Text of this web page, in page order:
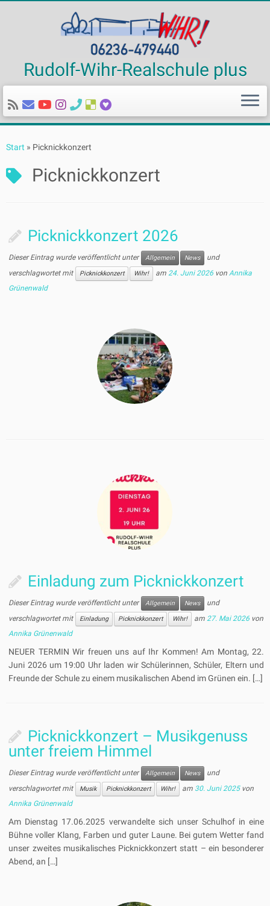
Inhalt
Rudolf-Wihr-Realschule plus
Start » Picknickkonzert
Picknickkonzert
Picknickkonzert 2026
Dieser Eintrag wurde veröffentlicht unter Allgemein News
und
verschlagwortet mit
Picknickkonzert Wihr! am24. Juni 2026 vonAnnika
Grünenwald
Einladung zum Picknickkonzert
Dieser Eintrag wurde veröffentlicht unter Allgemein News
und
verschlagwortet mit
Einladung Picknickkonzert Wihr! am27. Mai 2026 von
Annika Grünenwald
NEUER TERMIN Wir freuen uns auf Ihr Kommen! Am Montag, 22.
Juni 2026 um 19:00 Uhr laden wir Schülerinnen, Schüler, Eltern und
Freunde der Schule zu einem musikalischen Abend im Grünen ein. […]
Picknickkonzert – Musikgenuss
unter freiem Himmel
Dieser Eintrag wurde veröffentlicht unter Allgemein News
und
verschlagwortet mit
Musik Picknickkonzert Wihr! am 30. Juni 2025 von
Annika Grünenwald
Am Dienstag 17.06.2025 verwandelte sich unser Schulhof in eine
Bühne voller Klang, Farben und guter Laune. Bei gutem Wetter fand
unser zweites musikalisches Picknickkonzert statt – ein besonderer
Abend, an […]